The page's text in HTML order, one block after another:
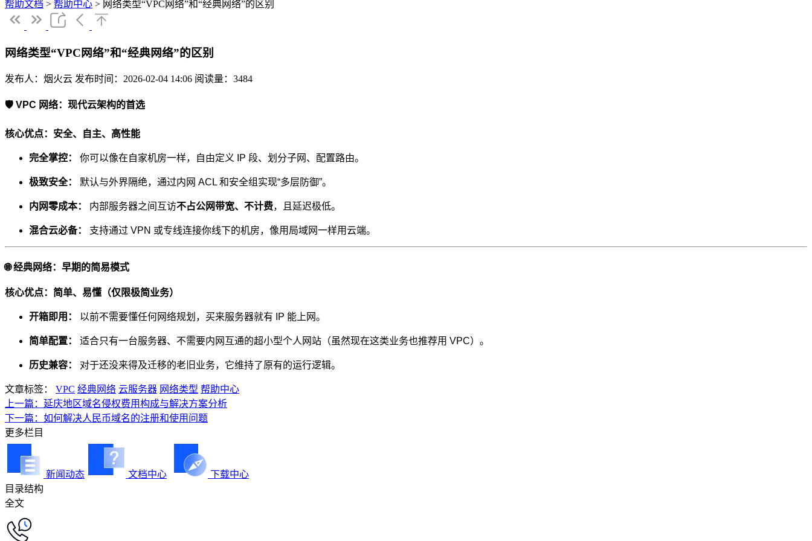
帮助文档 > 帮助中心 > 网络类型“VPC网络”和“经典网络”的区别
网络类型“VPC网络”和“经典网络”的区别
发布人：烟火云 发布时间：2026-02-04 14:06 阅读量：3484
🛡️ VPC 网络：现代云架构的首选
核心优点：安全、自主、高性能
完全掌控： 你可以像在自家机房一样，自由定义 IP 段、划分子网、配置路由。
极致安全： 默认与外界隔绝，通过内网 ACL 和安全组实现“多层防御”。
内网零成本： 内部服务器之间互访不占公网带宽、不计费，且延迟极低。
混合云必备： 支持通过 VPN 或专线连接你线下的机房，像用局域网一样用云端。
🌐 经典网络：早期的简易模式
核心优点：简单、易懂（仅限极简业务）
开箱即用： 以前不需要懂任何网络规划，买来服务器就有 IP 能上网。
简单配置： 适合只有一台服务器、不需要内网互通的超小型个人网站（虽然现在这类业务也推荐用 VPC）。
历史兼容： 对于还没来得及迁移的老旧业务，它维持了原有的运行逻辑。
文章标签： VPC 经典网络 云服务器 网络类型 帮助中心
上一篇：延庆地区域名侵权费用构成与解决方案分析
下一篇：如何解决人民币域名的注册和使用问题
更多栏目
新闻动态 文档中心
下载中心
目录结构
全文